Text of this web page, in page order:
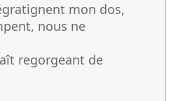
mon dos,
nous ne
regorgeant de